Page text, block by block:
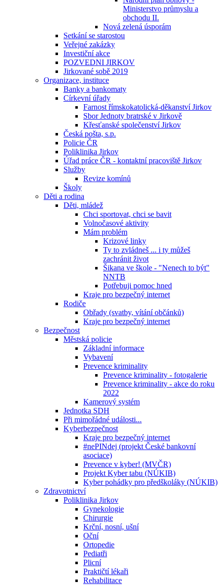
Ministerstvo průmyslu a
obchodu II.
Nová zelená úsporám
Setkání se starostou
Veřejné zakázky
Investiční akce
POZVEDNI JIRKOV
Jirkované sobě 2019
Organizace, instituce
Banky a bankomaty
Církevní úřady
Farnost římskokatolická-děkanství Jirkov
Sbor Jednoty bratrské v Jirkově
Křesťanské společenství Jirkov
Česká pošta, s.p.
Policie ČR
Poliklinika Jirkov
Úřad práce ČR - kontaktní pracoviště Jirkov
Služby
Revize komínů
Školy
Děti a rodina
Děti, mládež
Chci sportovat, chci se bavit
Volnočasové aktivity
Mám problém
Krizové linky
Ty to zvládneš ... i ty můžeš
zachránit život
Šikana ve škole - "Nenech to být"
NNTB
Potřebuji pomoc hned
Kraje pro bezpečný internet
Rodiče
Obřady (svatby, vítání občánků)
Kraje pro bezpečný internet
Bezpečnost
Městská policie
Základní informace
Vybavení
Prevence kriminality
Prevence kriminality - fotogalerie
Prevence kriminality - akce do roku
2022
Kamerový systém
Jednotka SDH
Při mimořádné události...
Kyberbezpečnost
Kraje pro bezpečný internet
#nePINdej (projekt České bankovní
asociace)
Prevence v kyber! (MVČR)
Projekt Kyber tabu (NÚKIB)
Kyber pohádky pro předškoláky (NÚKIB)
Zdravotnictví
Poliklinika Jirkov
Gynekologie
Chirurgie
Krční, nosní, ušní
Oční
Ortopedie
Pediatři
Plicní
Praktičtí lékaři
Rehabilitace